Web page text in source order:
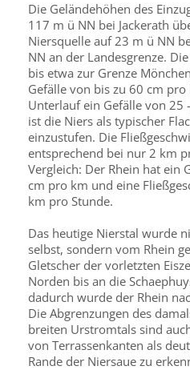
Die Geländehöhen des
117 m ü NN bei Jackerath
Niersquelle auf 23 m ü NN
NN an der Landesgrenze.
bis etwa zur Grenze
Gefälle von bis zu 60 cm
Unterlauf ein Gefälle von
ist die Niers als typischer
einzustufen. Die
entsprechend bei nur 2 km
Vergleich: Der Rhein hat ein
cm pro km und eine
km pro Stunde.
Das heutige Nierstal wurde
selbst, sondern vom Rhein
Gletscher der vorletzten
Norden bis an die
dadurch wurde der Rhein
Die Abgrenzungen des
breiten Urstromtals sind
von Terrassenkanten als
Rande der Niersaue zu